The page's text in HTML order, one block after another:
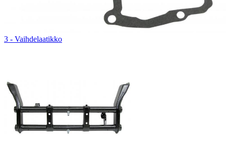
3 - Vaihdelaatikko